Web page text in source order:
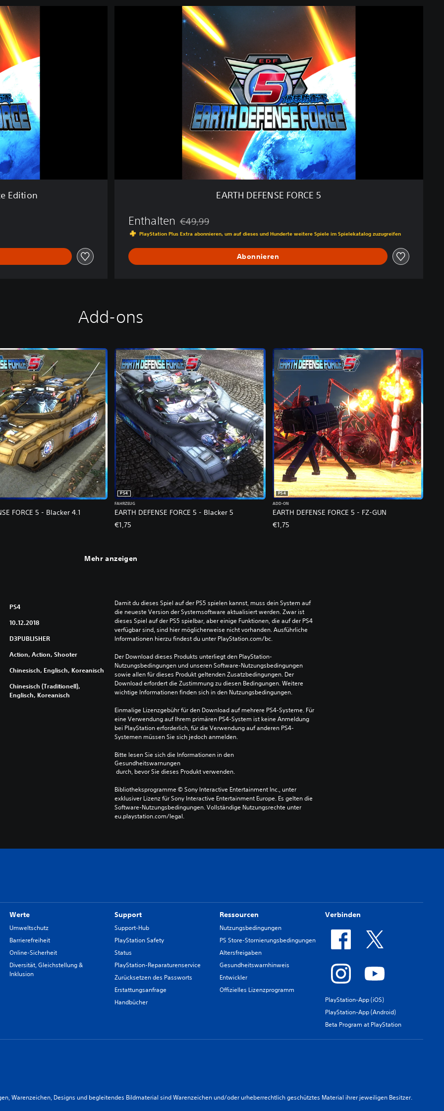
Edition
E
EARTH DEFENSE FORCE 5
Enthalten Preisnachlass gegenüber dem Originalpreis von €49,99
€49,99
PlayStation Plus Extra abonnieren, um auf dieses und Hunderte weitere Spiele im Spielekatalog zuzugreifen
Abonnieren
Add-ons
FORCE 5 - Blacker 4.1 EARTH DEFENSE FORCE 5 - Blacker 5
PS4
FAHRZEUG
€1,75
EARTH DEFENSE FORCE 5 - FZ-GUN
PS4
ADD-ON
€1,75
Mehr anzeigen
PS4
10.12.2018
D3PUBLISHER
Action, Action, Shooter
Chinesisch, Englisch, Koreanisch
Chinesisch (Traditionell),
Englisch, Koreanisch
Damit du dieses Spiel auf der PS5 spielen kannst, muss dein System auf
die neueste Version der Systemsoftware aktualisiert werden. Zwar ist
dieses Spiel auf der PS5 spielbar, aber einige Funktionen, die auf der PS4
verfügbar sind, sind hier möglicherweise nicht vorhanden. Ausführliche
Informationen hierzu findest du unter PlayStation.com/bc.
Der Download dieses Produkts unterliegt den PlayStation-
Nutzungsbedingungen und unseren Software-Nutzungsbedingungen
sowie allen für dieses Produkt geltenden Zusatzbedingungen. Der
Download erfordert die Zustimmung zu diesen Bedingungen. Weitere
wichtige Informationen finden sich in den Nutzungsbedingungen.
Einmalige Lizenzgebühr für den Download auf mehrere PS4-Systeme. Für
eine Verwendung auf Ihrem primären PS4-System ist keine Anmeldung
bei PlayStation erforderlich, für die Verwendung auf anderen PS4-
Systemen müssen Sie sich jedoch anmelden.
Bitte lesen Sie sich die Informationen in den
Gesundheitswarnungen
durch, bevor Sie dieses Produkt verwenden.
Bibliotheksprogramme © Sony Interactive Entertainment Inc., unter
exklusiver Lizenz für Sony Interactive Entertainment Europe. Es gelten die
Software-Nutzungsbedingungen. Vollständige Nutzungsrechte unter
eu.playstation.com/legal.
Werte
Umweltschutz
Barrierefreiheit
Online-Sicherheit
Diversität, Gleichstellung &
Inklusion
Support
Support-Hub
PlayStation Safety
Status
PlayStation-Reparaturenservice
Zurücksetzen des Passworts
Erstattungsanfrage
Handbücher
Ressourcen
Nutzungsbedingungen
PS Store-Stornierungsbedingungen
Altersfreigaben
Gesundheitswarnhinweis
Entwickler
Offizielles Lizenzprogramm
Verbinden
PlayStation-App (iOS)
PlayStation-App (Android)
Beta Program at PlayStation
Warenzeichen, Designs und begleitendes Bildmaterial sind Warenzeichen und/oder urheberrechtlich geschütztes Material ihrer jeweiligen Besitzer.